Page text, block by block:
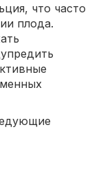
что часто
плода.